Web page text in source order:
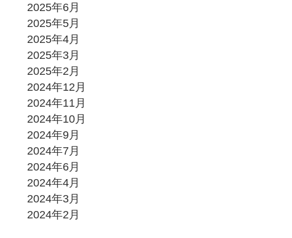
2025年6月
2025年5月
2025年4月
2025年3月
2025年2月
2024年12月
2024年11月
2024年10月
2024年9月
2024年7月
2024年6月
2024年4月
2024年3月
2024年2月